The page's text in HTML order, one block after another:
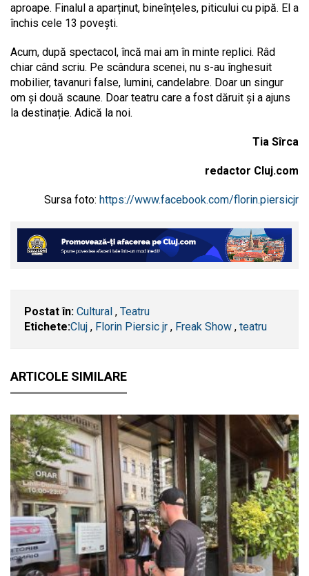
aproape. Finalul a aparținut, bineînțeles, piticului cu pipă. El a
închis cele 13 povești.
Acum, după spectacol, încă mai am în minte replici. Râd
chiar când scriu. Pe scândura scenei, nu s-au înghesuit
mobilier, tavanuri false, lumini, candelabre. Doar un singur
om și două scaune. Doar teatru care a fost dăruit și a ajuns
la destinație. Adică la noi.
Tia Sîrca
redactor Cluj.com
Sursa foto: https://www.facebook.com/florin.piersicjr
Postat în: Cultural , Teatru
Etichete:​Cluj , Florin Piersic jr , Freak Show , teatru
ARTICOLE SIMILARE